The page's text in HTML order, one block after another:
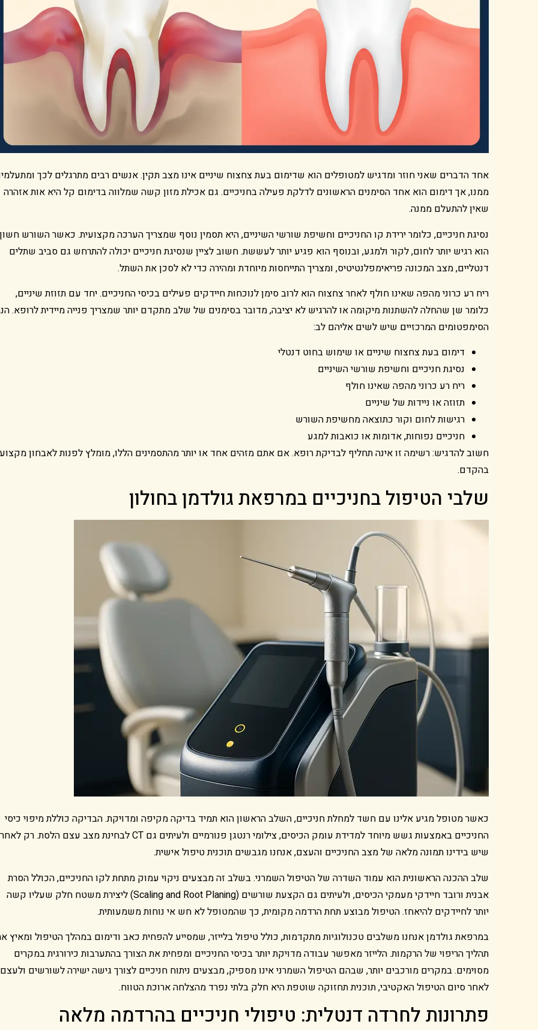
אחד הדברים שאני חוזר ומדגיש למטופלים הוא שדימום בעת צחצוח שיניים אינו מצב תקין. אנשים רבים מתרגלים לכך
ממנו, אך דימום הוא אחד הסימנים הראשונים לדלקת פעילה בחניכיים. גם אכילת מזון קשה שמלווה בדימום קל היא אות אזהרה
שאין להתעלם ממנה.
נסיגת חניכיים, כלומר ירידת קו החניכיים וחשיפת שורשי השיניים, היא תסמין נוסף שמצריך הערכה מקצועית. כאשר השורש
הוא רגיש יותר לחום, לקור ולמגע, ובנוסף הוא פגיע יותר לעששת. חשוב לציין שנסיגת חניכיים יכולה להתרחש גם סביב שתלים
דנטליים, מצב המכונה פריאימפלנטיטיס, ומצריך התייחסות מיוחדת ומהירה כדי לא לסכן את השתל.
ריח רע כרוני מהפה שאינו חולף לאחר צחצוח הוא לרוב סימן לנוכחות חיידקים פעילים בכיסי החניכיים. יחד עם תזוזת שיניים,
כלומר שן שהחלה להשתנות מיקומה או להרגיש לא יציבה, מדובר בסימנים של שלב מתקדם יותר שמצריך פנייה מיידית לרופא.
הסימפטומים המרכזיים שיש לשים אליהם לב:
דימום בעת צחצוח שיניים או שימוש בחוט דנטלי
נסיגת חניכיים וחשיפת שורשי השיניים
ריח רע כרוני מהפה שאינו חולף
תזוזה או ניידות של שיניים
רגישות לחום וקור כתוצאה מחשיפת השורש
חניכיים נפוחות, אדומות או כואבות למגע
חשוב להדגיש: רשימה זו אינה תחליף לבדיקת רופא. אם אתם מזהים אחד או יותר מהתסמינים הללו, מומלץ לפנות לאבחון
בהקדם.
שלבי הטיפול בחניכיים במרפאת גולדמן בחולון
כאשר מטופל מגיע אלינו עם חשד למחלת חניכיים, השלב הראשון הוא תמיד בדיקה מקיפה ומדויקת. הבדיקה כוללת מיפוי כיסי
החניכיים באמצעות גשש מיוחד למדידת עומק הכיסים, צילומי רנטגן פנורמיים ולעיתים גם CT לבחינת מצב עצם הלסת. רק לאחר
שיש בידינו תמונה מלאה של מצב החניכיים והעצם, אנחנו מגבשים תוכנית טיפול אישית.
שלב ההכנה הראשונית הוא עמוד השדרה של הטיפול השמרני. בשלב זה מבצעים ניקוי עמוק מתחת לקו החניכיים, הכולל הסרת
אבנית ורובד חיידקי מעמקי הכיסים, ולעיתים גם הקצעת שורשים (Scaling and Root Planing) ליצירת משטח חלק שעליו קשה
יותר לחיידקים להיאחז. הטיפול מבוצע תחת הרדמה מקומית, כך שהמטופל לא חש אי נוחות משמעותית.
במרפאת גולדמן אנחנו משלבים טכנולוגיות מתקדמות, כולל טיפול בלייזר, שמסייע להפחית כאב ודימום במהלך הטיפול ומאיץ
תהליך הריפוי של הרקמות. הלייזר מאפשר עבודה מדויקת יותר בכיסי החניכיים ומפחית את הצורך בהתערבות כירורגית במקרים
מסוימים. במקרים מורכבים יותר, שבהם הטיפול השמרני אינו מספיק, מבצעים ניתוח חניכיים לצורך גישה ישירה לשורשים
לאחר סיום הטיפול האקטיבי, תוכנית תחזוקה שוטפת היא חלק בלתי נפרד מהצלחה ארוכת הטווח.
פתרונות לחרדה דנטלית: טיפולי חניכיים בהרדמה מלאה